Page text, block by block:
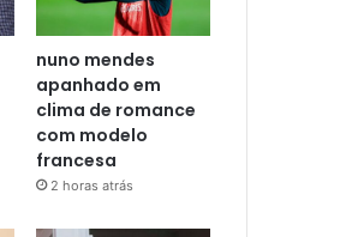
nuno mendes
apanhado em
clima de romance
com modelo
francesa
2 horas atrás